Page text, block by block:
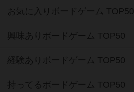
お気に入りボードゲーム TOP50
興味ありボードゲーム TOP50
経験ありボードゲーム TOP50
持ってるボードゲーム TOP50